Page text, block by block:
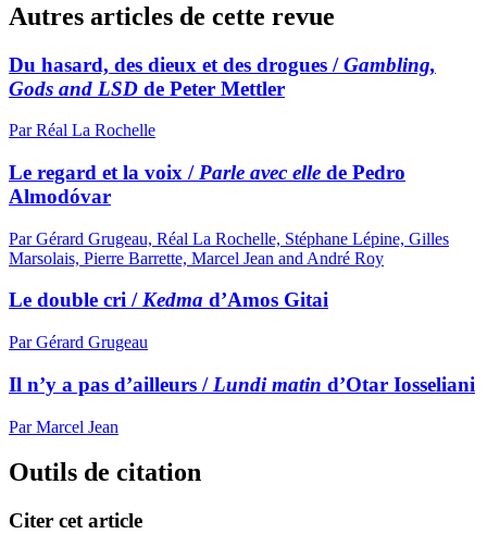
Autres articles de cette revue
Du hasard, des dieux et des drogues /Gambling,
Gods and LSD de Peter Mettler
Par Réal La Rochelle
Le regard et la voix / Parle avec elle de Pedro
Almodóvar
Par Gérard Grugeau, Réal La Rochelle, Stéphane Lépine, Gilles
Marsolais, Pierre Barrette, Marcel Jean and André Roy
Le double cri /Kedma d’Amos Gitai
Par Gérard Grugeau
Il n’y a pas d’ailleurs / Lundi matin d’Otar Iosseliani
Par Marcel Jean
Outils de citation
Citer cet article